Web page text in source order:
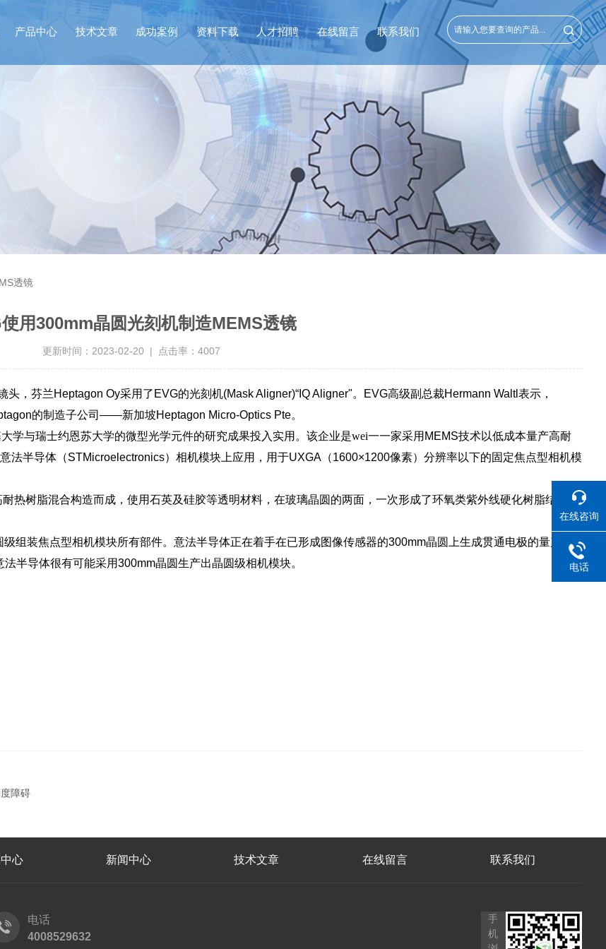
产品中心 技术文章 成功案例 资料下载 人才招聘 在线留言 联系我们
透镜
用300mm晶圆光刻机制造MEMS透镜
更新时间：2023-02-20 | 点击率：4007
头，芬兰Heptagon Oy采用了 EVG的光刻机(Mask Aligner)“IQ Aligner"。 EVG高级副总裁Hermann Waltl表示，
的制造子公司 ——新加坡Heptagon Micro-Optics Pte。
学与瑞士约恩苏大学的微型光学元件的研究成果投入实用。该企业是wei一一家采用 MEMS技术以低成本量产高耐
法半导体（STMicroelectronics）相机模块上应用，用于UXGA（1600×1200像素）分辨率以下的固定焦点型相机模
热树脂混合构造而成，使用石英及硅胶等透明材料，在玻璃晶圆的两面，一次形成了环氧类紫外线硬化树脂结构。
组装焦点型相机模块所有部件。意法半导体正在着手在已形成图像传感器的300mm晶圆上生成贯通电极的量产。
半导体很有可能采用300mm晶圆生产出晶圆级相机模块。
障碍
心 新闻中心 技术文章 在线留言 联系我们
电话
4008529632
手
机
在线咨询
电话